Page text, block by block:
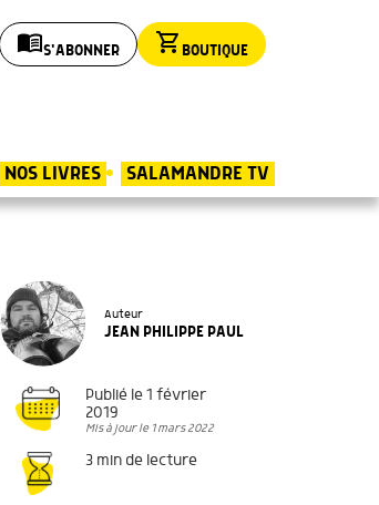
menu_bookS'ABONNER shopping_cart BOUTIQUE
NOS LIVRES SALAMANDRE TV
Auteur
JEAN PHILIPPE PAUL
Publié le 1 février
2019
Mis à jour le 1 mars 2022
3 min de lecture